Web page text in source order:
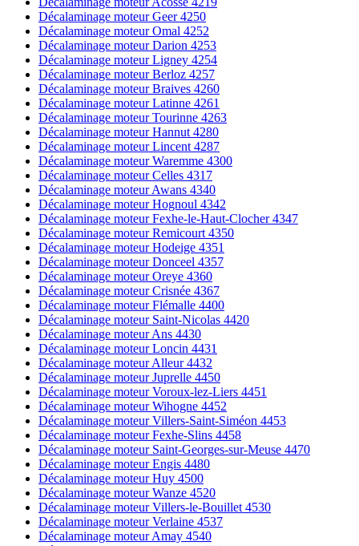
Décalaminage moteur Geer 4250
Décalaminage moteur Omal 4252
Décalaminage moteur Darion 4253
Décalaminage moteur Ligney 4254
Décalaminage moteur Berloz 4257
Décalaminage moteur Braives 4260
Décalaminage moteur Latinne 4261
Décalaminage moteur Tourinne 4263
Décalaminage moteur Hannut 4280
Décalaminage moteur Lincent 4287
Décalaminage moteur Waremme 4300
Décalaminage moteur Celles 4317
Décalaminage moteur Awans 4340
Décalaminage moteur Hognoul 4342
Décalaminage moteur Fexhe-le-Haut-Clocher 4347
Décalaminage moteur Remicourt 4350
Décalaminage moteur Hodeige 4351
Décalaminage moteur Donceel 4357
Décalaminage moteur Oreye 4360
Décalaminage moteur Crisnée 4367
Décalaminage moteur Flémalle 4400
Décalaminage moteur Saint-Nicolas 4420
Décalaminage moteur Ans 4430
Décalaminage moteur Loncin 4431
Décalaminage moteur Alleur 4432
Décalaminage moteur Juprelle 4450
Décalaminage moteur Voroux-lez-Liers 4451
Décalaminage moteur Wihogne 4452
Décalaminage moteur Villers-Saint-Siméon 4453
Décalaminage moteur Fexhe-Slins 4458
Décalaminage moteur Saint-Georges-sur-Meuse 4470
Décalaminage moteur Engis 4480
Décalaminage moteur Huy 4500
Décalaminage moteur Wanze 4520
Décalaminage moteur Villers-le-Bouillet 4530
Décalaminage moteur Verlaine 4537
Décalaminage moteur Amay 4540